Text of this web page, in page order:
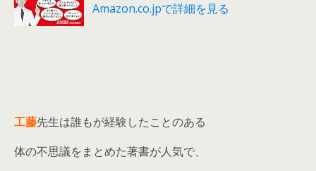
Amazon.co.jpで詳細を見る
工藤先生は誰もが経験したことのある
体の不思議をまとめた著書が人気で、